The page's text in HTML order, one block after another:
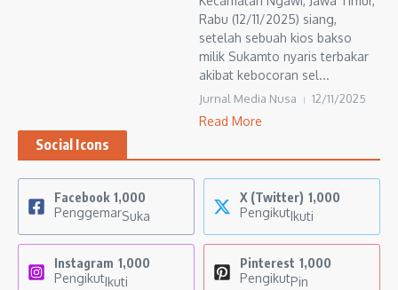
Rabu (12/11/2025) siang,
setelah sebuah kios bakso
milik Sukamto nyaris terbakar
akibat kebocoran sel...
Jurnal Media Nusa 12/11/2025
Read More
Social Icons
Facebook 1,000
PenggemarSuka
X (Twitter) 1,000
PengikutIkuti
Instagram 1,000
PengikutIkuti
Pinterest 1,000
PengikutPin